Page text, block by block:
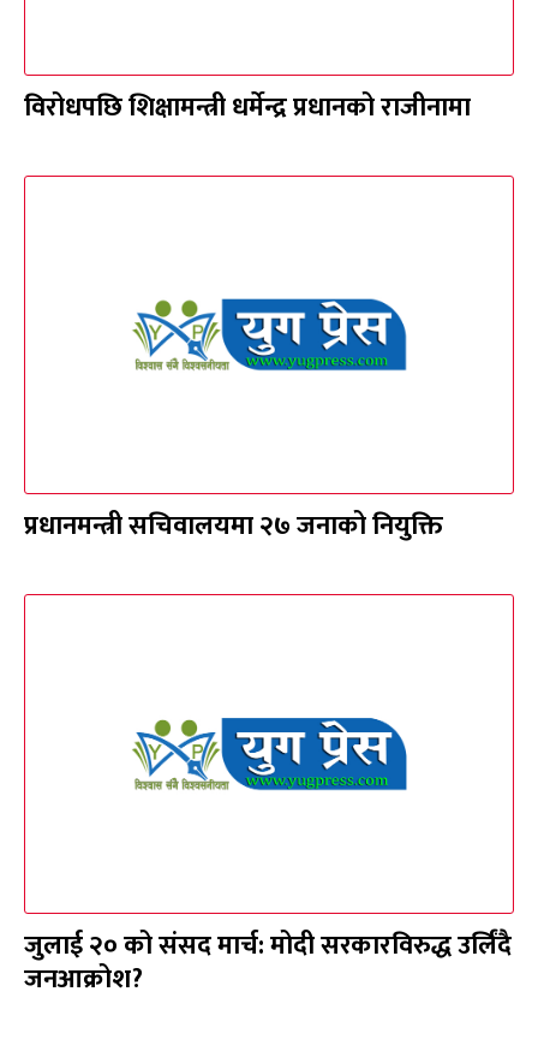
विरोधपछि शिक्षामन्त्री धर्मेन्द्र प्रधानको राजीनामा
प्रधानमन्त्री सचिवालयमा २७ जनाको नियुक्ति
जुलाई २० को संसद मार्च: मोदी सरकारविरुद्ध उर्लिंदै
जनआक्रोश?